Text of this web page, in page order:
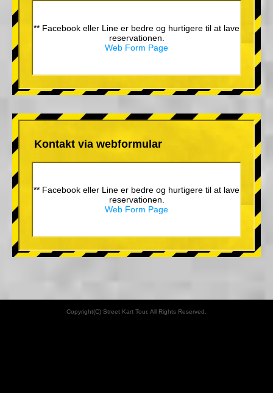
** Facebook eller Line er bedre og hurtigere til at lave
reservationen.
Web Form Page
Kontakt via webformular
** Facebook eller Line er bedre og hurtigere til at lave
reservationen.
Web Form Page
Copyright(C) Street Kart Tour. All Rights Reserved.